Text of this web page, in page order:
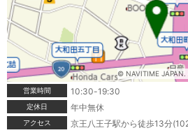
© NAVITIME
営業時間
10:30-19:30
定休日 年中無休
アクセス 京王八王子駅から徒歩13分